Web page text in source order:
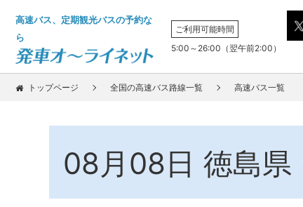
高速バス、定期観光バスの予約な
ら
ご利用可能時間
5:00～26:00（翌午前2:00）
トップページ 全国の高速バス路線一覧 高速バス一覧
08月08日 徳島県